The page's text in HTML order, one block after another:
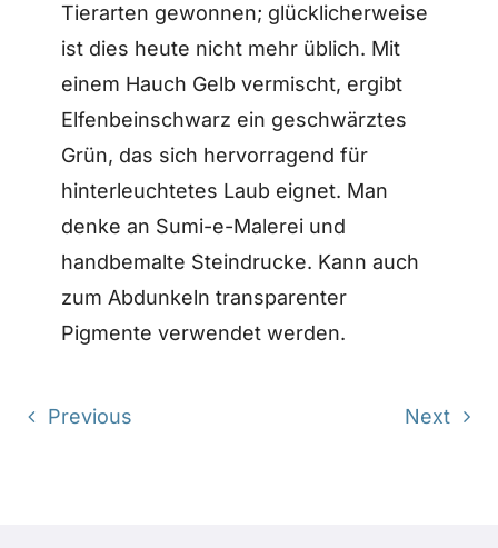
Tierarten gewonnen; glücklicherweise
ist dies heute nicht mehr üblich. Mit
einem Hauch Gelb vermischt, ergibt
Elfenbeinschwarz ein geschwärztes
Grün, das sich hervorragend für
hinterleuchtetes Laub eignet. Man
denke an Sumi-e-Malerei und
handbemalte Steindrucke. Kann auch
zum Abdunkeln transparenter
Pigmente verwendet werden.
Previous Next